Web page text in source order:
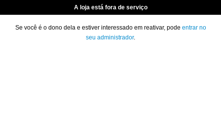
A loja está fora de serviço
Se você é o dono dela e estiver interessado em reativar, pode entrar no
seu administrador.